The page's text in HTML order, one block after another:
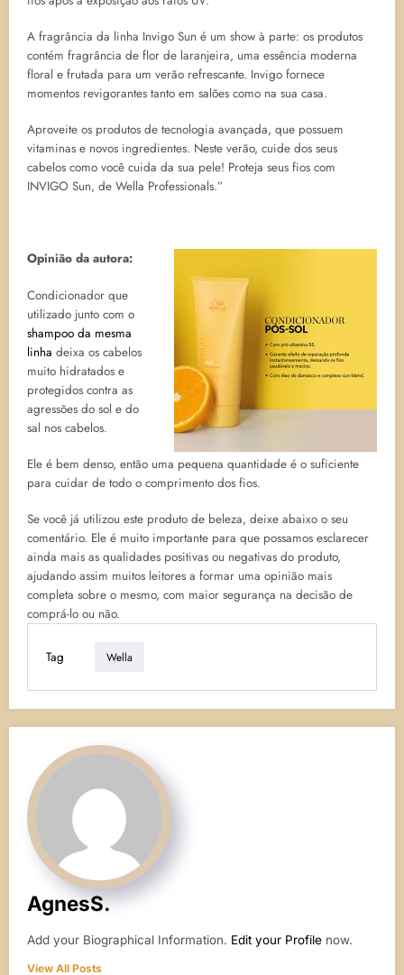
A fragrância da linha Invigo Sun é um show à parte: os produtos
contém fragrância de flor de laranjeira, uma essência moderna
floral e frutada para um verão refrescante. Invigo fornece
momentos revigorantes tanto em salões como na sua casa.
Aproveite os produtos de tecnologia avançada, que possuem
vitaminas e novos ingredientes. Neste verão, cuide dos seus
cabelos como você cuida da sua pele! Proteja seus fios com
INVIGO Sun, de Wella Professionals.”
Opinião da autora:
Condicionador que
utilizado junto com o
shampoo da mesma
linha deixa os cabelos
muito hidratados e
protegidos contra as
agressões do sol e do
sal nos cabelos.
Ele é bem denso, então uma pequena quantidade é o suficiente
para cuidar de todo o comprimento dos fios.
Se você já utilizou este produto de beleza, deixe abaixo o seu
comentário. Ele é muito importante para que possamos esclarecer
ainda mais as qualidades positivas ou negativas do produto,
ajudando assim muitos leitores a formar uma opinião mais
completa sobre o mesmo, com maior segurança na decisão de
comprá-lo ou não.
Tag Wella
AgnesS.
Add your Biographical Information. Edit your Profile now.
View All Posts